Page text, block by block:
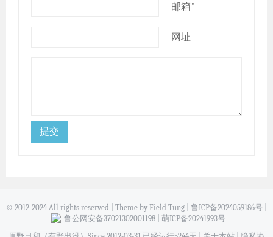
邮箱*
网址
© 2012-2024 All rights reserved | Theme by Field Tung | 鲁ICP备2024059186号
鲁公网安备37021302001198| 萌ICP备20241993号